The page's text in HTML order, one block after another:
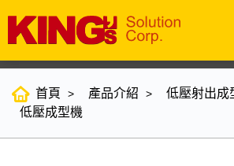
首頁 產品介紹
低壓射出成
低壓成型機